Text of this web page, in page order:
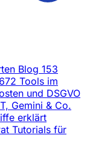
Blog 153
Tools im
und DSGVO
Gemini & Co.
erklärt
Tutorials für